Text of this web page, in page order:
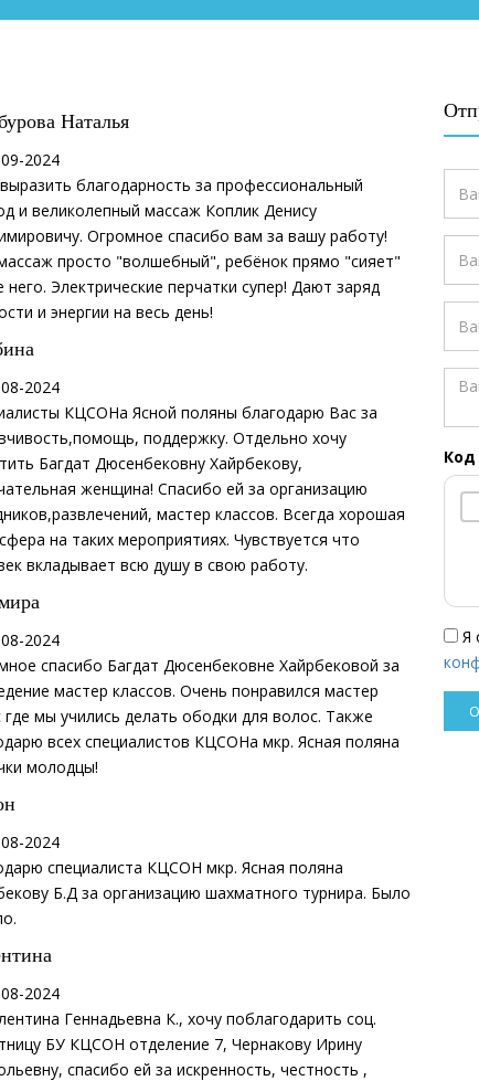
Наталья
2024
благодарность за профессиональный
и великолепный массаж Коплик Денису
Огромное спасибо вам за вашу работу!
просто "волшебный", ребёнок прямо "сияет"
него. Электрические перчатки супер! Дают заряд
и энергии на весь день!
2024
КЦСОНа Ясной поляны благодарю Вас за
поддержку. Отдельно хочу
Багдат Дюсенбековну Хайрбекову,
женщина! Спасибо ей за организацию
мастер классов. Всегда хорошая
на таких мероприятиях. Чувствуется что
вкладывает всю душу в свою работу.
2024
спасибо Багдат Дюсенбековне Хайрбековой за
мастер классов. Очень понравился мастер
где мы учились делать ободки для волос. Также
всех специалистов КЦСОНа мкр. Ясная поляна
молодцы!
2024
специалиста КЦСОН мкр. Ясная поляна
Б.Д за организацию шахматного турнира. Было
2024
Геннадьевна К., хочу поблагодарить соц.
БУ КЦСОН отделение 7, Чернакову Ирину
спасибо ей за искренность, честность ,
Я